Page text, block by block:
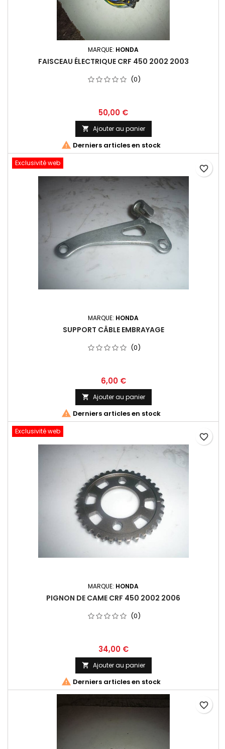
MARQUE: HONDA
FAISCEAU ÉLECTRIQUE CRF 450 2002 2003
(0)
50,00 €
 Ajouter au panier
 Derniers articles en stock
Exclusivité web
MARQUE: HONDA
SUPPORT CÂBLE EMBRAYAGE
(0)
6,00 €
 Ajouter au panier
 Derniers articles en stock
favorite_border
Exclusivité web
MARQUE: HONDA
PIGNON DE CAME CRF 450 2002 2006
(0)
34,00 €
 Ajouter au panier
 Derniers articles en stock
favorite_border
favorite_border